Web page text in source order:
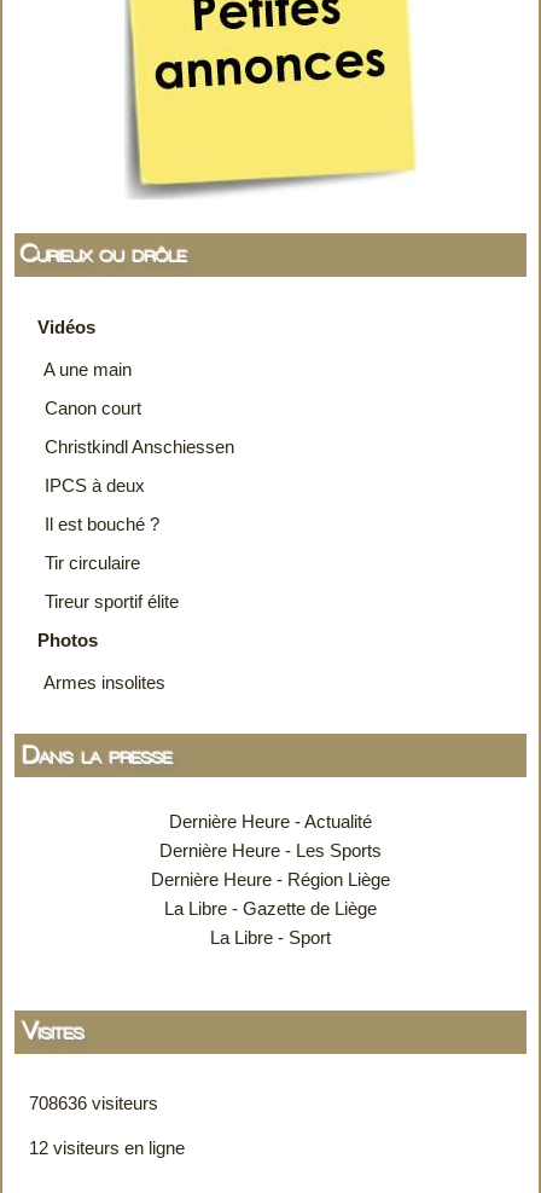
Curieux ou drôle
Vidéos
A une main
Canon court
Christkindl Anschiessen
IPCS à deux
Il est bouché ?
Tir circulaire
Tireur sportif élite
Photos
Armes insolites
Dans la presse
Dernière Heure - Actualité
Dernière Heure - Les Sports
Dernière Heure - Région Liège
La Libre - Gazette de Liège
La Libre - Sport
Visites
708636 visiteurs
12 visiteurs en ligne